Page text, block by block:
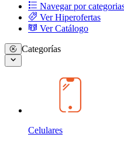
Navegar por
Ver Hiperofertas
Ver Catálogo
Categorías
Celulares